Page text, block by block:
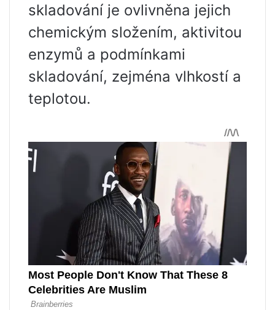
skladování je ovlivněna jejich
chemickým složením, aktivitou
enzymů a podmínkami
skladování, zejména vlhkostí a
teplotou.